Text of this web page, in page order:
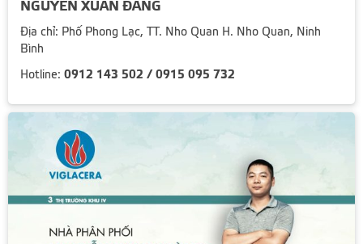
NGUYỄN XUÂN ĐÁNG
Địa chỉ: Phố Phong Lạc, TT. Nho Quan H. Nho Quan, Ninh
Bình
Hotline: 0912 143 502 / 0915 095 732